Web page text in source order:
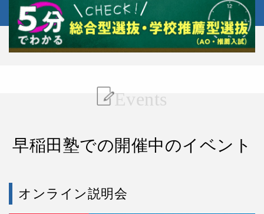
Events
早稲田塾での開催中のイベント
オンライン説明会